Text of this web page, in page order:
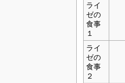
ライ
ゼの
食事
１
ライ
ゼの
食事
２